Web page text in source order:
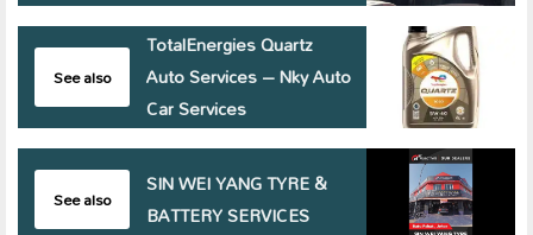
See also
TotalEnergies Quartz
Auto Services – Nky Auto
Car Services
See also
SIN WEI YANG TYRE &
BATTERY SERVICES